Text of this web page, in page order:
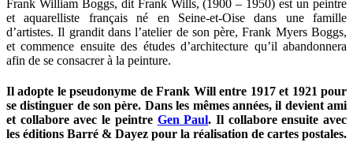
Frank William Boggs, dit Frank Wills, (1900 – 1950) est un peintre
et aquarelliste français né en Seine-et-Oise dans une famille
d’artistes. Il grandit dans l’atelier de son père, Frank Myers Boggs,
et commence ensuite des études d’architecture qu’il abandonnera
afin de se consacrer à la peinture.
Il adopte le pseudonyme de Frank Will entre 1917 et 1921 pour
se distinguer de son père. Dans les mêmes années, il devient ami
et collabore avec le peintre Gen Paul. Il collabore ensuite avec
les éditions Barré & Dayez pour la réalisation de cartes postales.